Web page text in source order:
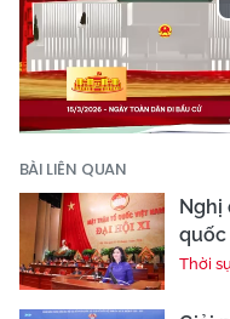
BÀI LIÊN QUAN
Nghị
quốc
Thời